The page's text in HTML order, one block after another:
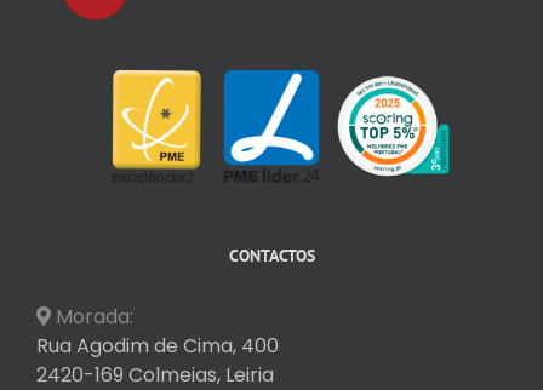
CONTACTOS
Morada:
Rua Agodim de Cima, 400
2420-169 Colmeias, Leiria